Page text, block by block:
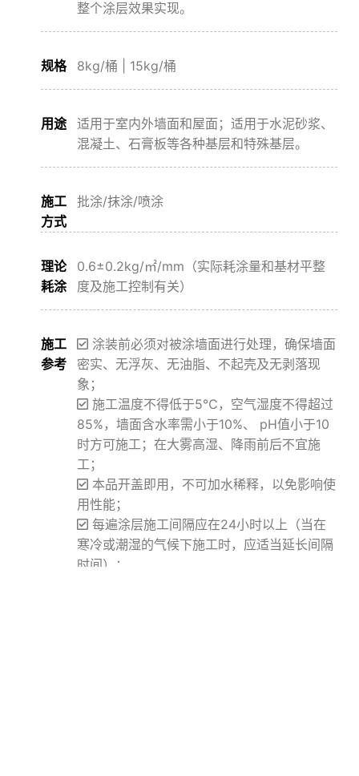
整个涂层效果实现。
规格 8kg/桶 | 15kg/桶
用途
适用于室内外墙面和屋面；适用于水泥砂浆、
混凝土、石膏板等各种基层和特殊基层。
施工
方式
批涂/抹涂/喷涂
理论
耗涂
0.6±0.2kg/㎡/mm（实际耗涂量和基材平整
度及施工控制有关）
施工
参考
涂装前必须对被涂墙面进行处理，确保墙面
密实、无浮灰、无油脂、不起壳及无剥落现
象；
施工温度不得低于5℃，空气湿度不得超过
85%，墙面含水率需小于10%、 pH值小于10
时方可施工；在大雾高湿、降雨前后不宜施
工；
本品开盖即用，不可加水稀释，以免影响使
用性能；
每遍涂层施工间隔应在24小时以上（当在
寒冷或潮湿的气候下施工时，应适当延长间隔
时间）；